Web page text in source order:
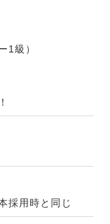
1級）
採用時と同じ